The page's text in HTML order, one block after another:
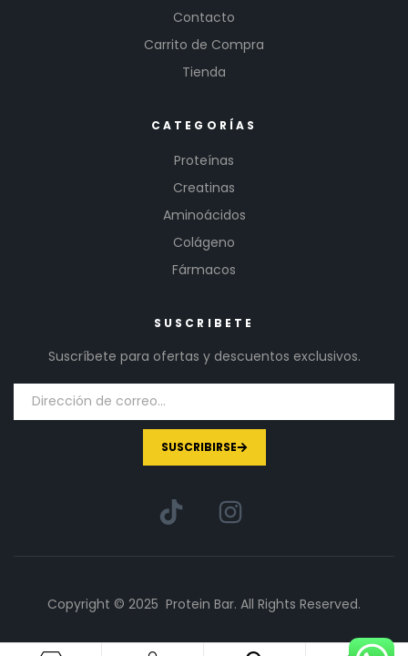
Contacto
Carrito de Compra
Tienda
CATEGORÍAS
Proteínas
Creatinas
Aminoácidos
Colágeno
Fármacos
SUSCRIBETE
Suscríbete para ofertas y descuentos exclusivos.
SUSCRIBIRSE
Copyright © 2025 Protein Bar. All Rights Reserved.